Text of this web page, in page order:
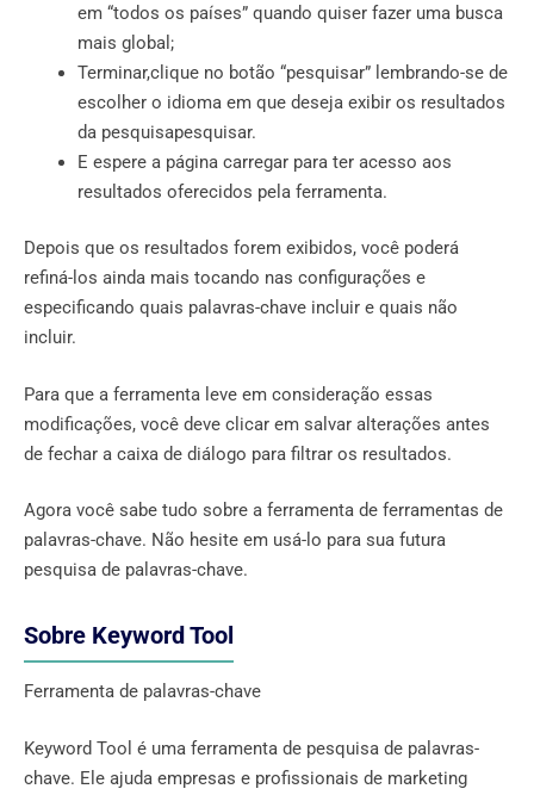
em “todos os países” quando quiser fazer uma busca
mais global;
Terminar,clique no botão “pesquisar” lembrando-se de
escolher o idioma em que deseja exibir os resultados
da pesquisapesquisar.
E espere a página carregar para ter acesso aos
resultados oferecidos pela ferramenta.
Depois que os resultados forem exibidos, você poderá
refiná-los ainda mais tocando nas configurações e
especificando quais palavras-chave incluir e quais não
incluir.
Para que a ferramenta leve em consideração essas
modificações, você deve clicar em salvar alterações antes
de fechar a caixa de diálogo para filtrar os resultados.
Agora você sabe tudo sobre a ferramenta de ferramentas de
palavras-chave. Não hesite em usá-lo para sua futura
pesquisa de palavras-chave.
Sobre Keyword Tool
Ferramenta de palavras-chave
Keyword Tool é uma ferramenta de pesquisa de palavras-
chave. Ele ajuda empresas e profissionais de marketing